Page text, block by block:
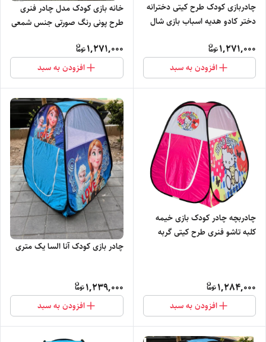
چادربازی کودک طرح کیتی دخترانه
دختر کادو هدیه اسباب بازی شال
1,271,000
افزودن به سبد
خانه بازی کودک مدل چادر فنری
طرح پونی رنگ صورتی جنس شمعی
1,271,000
افزودن به سبد
چادربچه چادر کودک بازی خیمه
کلبه تاشو فنری طرح کیتی گربه
1,284,000
افزودن به سبد
چادر بازی کودک آنا السا یک متری
1,239,000
افزودن به سبد